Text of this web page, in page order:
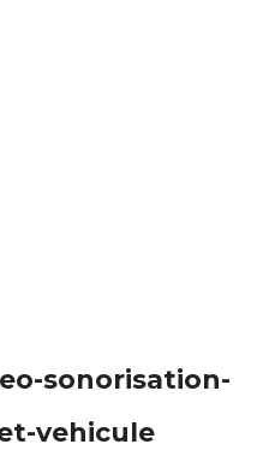
sonorisation-
vehicule